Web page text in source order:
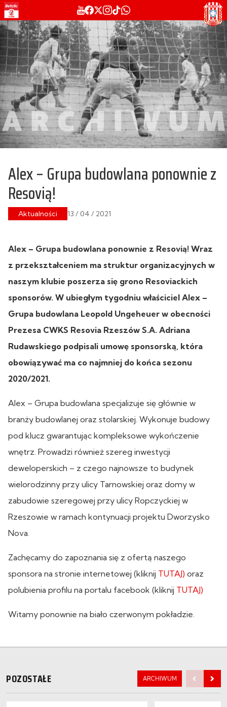
Alex – Grupa budowlana ponownie z
Resovią!
Aktualności 13 / 04 / 2021
Alex – Grupa budowlana ponownie z Resovią! Wraz
z przekształceniem ma struktur organizacyjnych w
naszym klubie poszerza się grono Resoviackich
sponsorów. W ubiegłym tygodniu właściciel Alex –
Grupa budowlana Leopold Ungeheuer w obecności
Prezesa CWKS Resovia Rzeszów S.A. Adriana
Rudawskiego podpisali umowę sponsorską, która
obowiązywać ma co najmniej do końca sezonu
2020/2021.
Alex – Grupa budowlana specjalizuje się głównie w
branży budowlanej oraz stolarskiej. Wykonuje budowy
pod klucz gwarantując kompleksowe wykończenie
wnętrz. Prowadzi również szereg inwestycji
deweloperskich – z czego najnowsze to budynek
wielorodzinny przy ulicy Tarnowskiej oraz domy w
zabudowie szeregowej przy ulicy Ropczyckiej w
Rzeszowie w ramach kontynuacji projektu Dworzysko
Nova.
Zachęcamy do zapoznania się z ofertą naszego
sponsora na stronie internetowej (kliknij TUTAJ) oraz
polubienia profilu na portalu facebook (kliknij TUTAJ)
Witamy ponownie na biało czerwonym pokładzie.
POZOSTAŁE ARCHIWUM